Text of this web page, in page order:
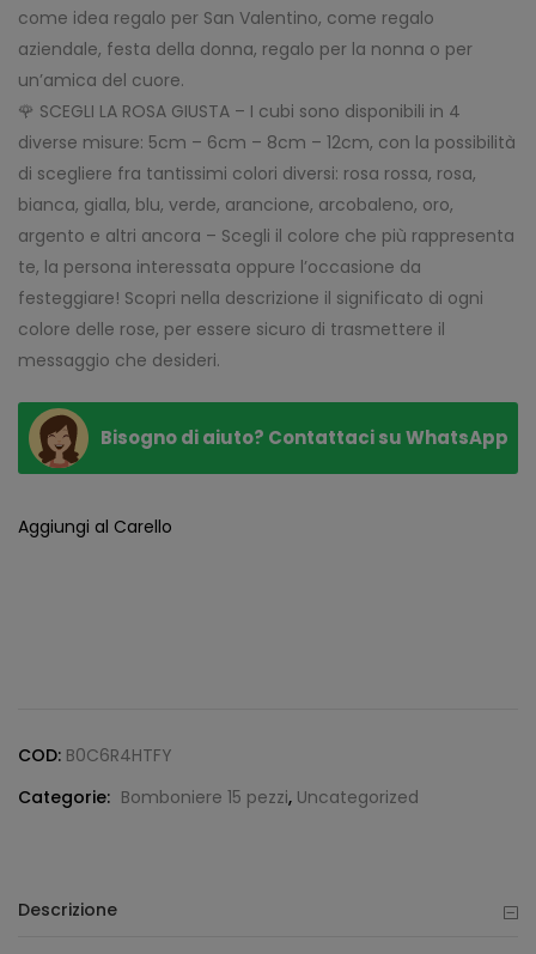
come idea regalo per San Valentino, come regalo
aziendale, festa della donna, regalo per la nonna o per
un’amica del cuore.
🌹 SCEGLI LA ROSA GIUSTA – I cubi sono disponibili in 4
diverse misure: 5cm – 6cm – 8cm – 12cm, con la possibilità
di scegliere fra tantissimi colori diversi: rosa rossa, rosa,
bianca, gialla, blu, verde, arancione, arcobaleno, oro,
argento e altri ancora – Scegli il colore che più rappresenta
te, la persona interessata oppure l’occasione da
festeggiare! Scopri nella descrizione il significato di ogni
colore delle rose, per essere sicuro di trasmettere il
messaggio che desideri.
Bisogno di aiuto? Contattaci su WhatsApp
Aggiungi al Carello
COD: B0C6R4HTFY
Categorie: Bomboniere 15 pezzi, Uncategorized
Descrizione